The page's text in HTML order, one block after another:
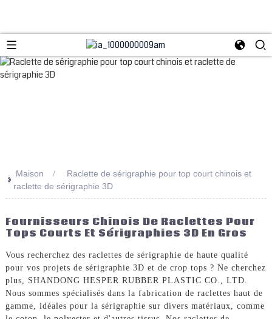
>> Maison
Raclette de sérigraphie pour top court chinois et
raclette de sérigraphie 3D
Fournisseurs Chinois De Raclettes Pour
Tops Courts Et Sérigraphies 3D En Gros
Vous recherchez des raclettes de sérigraphie de haute qualité
pour vos projets de sérigraphie 3D et de crop tops ? Ne cherchez
plus, SHANDONG HESPER RUBBER PLASTIC CO., LTD.
Nous sommes spécialisés dans la fabrication de raclettes haut de
gamme, idéales pour la sérigraphie sur divers matériaux, comme